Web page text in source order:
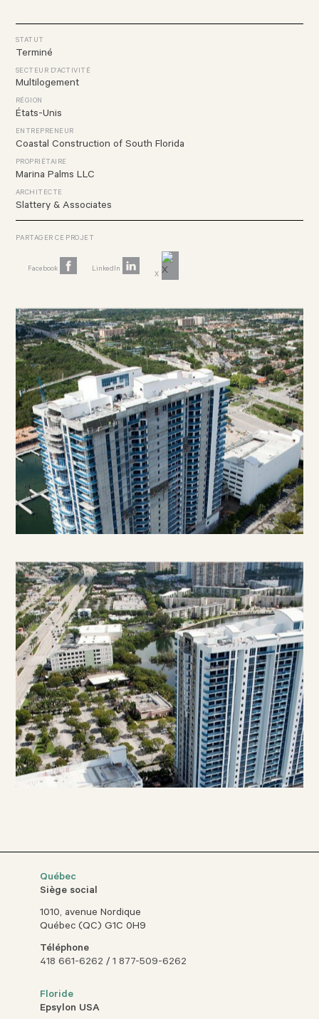
STATUT
Terminé
SECTEUR D'ACTIVITÉ
Multilogement
RÉGION
États-Unis
ENTREPRENEUR
Coastal Construction of South Florida
PROPRIÉTAIRE
Marina Palms LLC
ARCHITECTE
Slattery & Associates
PARTAGER CE PROJET
Québec
Siège social
1010, avenue Nordique
Québec (QC) G1C 0H9
Téléphone
418 661-6262 /1 877-509-6262
Floride
Epsylon USA